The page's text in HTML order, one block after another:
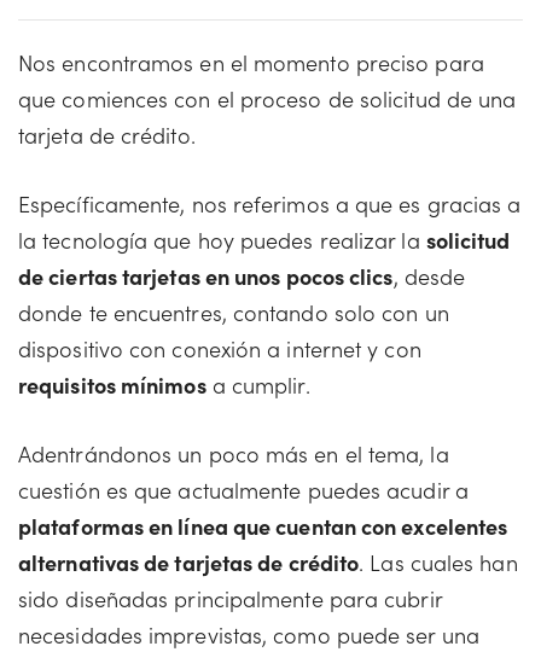
Nos encontramos en el momento preciso para
que comiences con el proceso de solicitud de una
tarjeta de crédito.
Específicamente, nos referimos a que es gracias a
la tecnología que hoy puedes realizar la solicitud
de ciertas tarjetas en unos pocos clics, desde
donde te encuentres, contando solo con un
dispositivo con conexión a internet y con
requisitos mínimosa cumplir.
Adentrándonos un poco más en el tema, la
cuestión es que actualmente puedes acudir a
plataformas en línea que cuentan con excelentes
alternativas de tarjetas de crédito. Las cuales han
sido diseñadas principalmente para cubrir
necesidades imprevistas, como puede ser una